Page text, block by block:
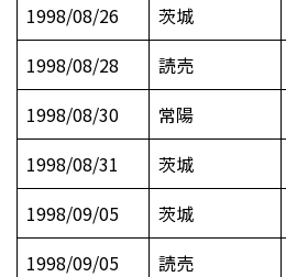
1998/08/26
茨城
1998/08/28
読売
1998/08/30
常陽
1998/08/31
茨城
1998/09/05
茨城
1998/09/05
読売